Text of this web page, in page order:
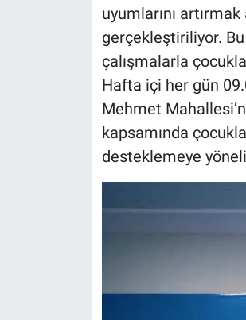
uyumlarını
gerçekleştiriliyor.
çalışmalarla
Hafta içi her gün
Mehmet
kapsamında
desteklemeye